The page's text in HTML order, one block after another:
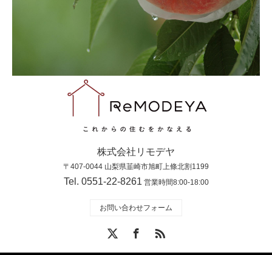
株式会社リモデヤ
〒407-0044 山梨県韮崎市旭町上條北割1199
Tel. 0551-22-8261営業時間8:00-18:00
お問い合わせフォーム
RSS